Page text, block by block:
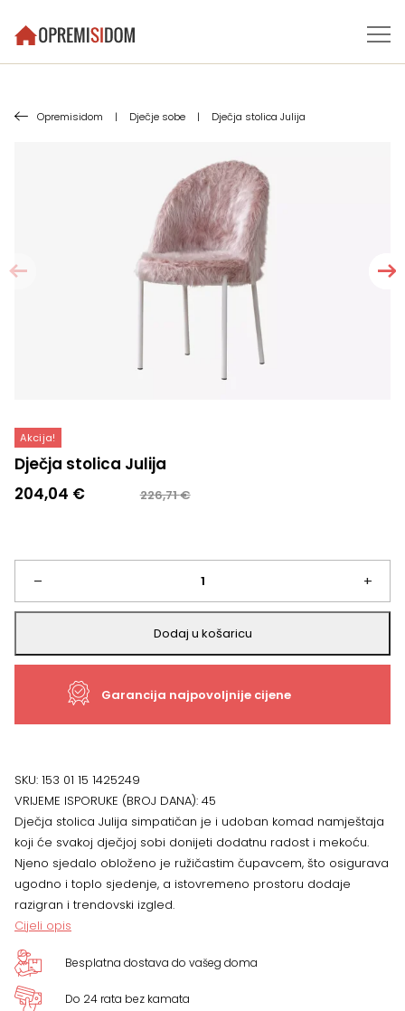
Opremisidom | Dječje sobe | Dječja stolica Julija
Akcija!
Dječja stolica Julija
226,71€
Izvorna
je:
226,71 €.
204,04 €
Trenutna
204,04 €.
–
Dječja
stolica
Julija
+
Dodaj u košaricu
Garancija najpovoljnije cijene
SKU: 153 01 15 1425249
VRIJEME ISPORUKE (BROJ DANA): 45
Dječja stolica Julija simpatičan je i udoban komad namještaja
koji će svakoj dječjoj sobi donijeti dodatnu radost i mekoću.
Njeno sjedalo obloženo je ružičastim čupavcem, što osigurava
ugodno i toplo sjedenje, a istovremeno prostoru dodaje
razigran i trendovski izgled.
Cijeli opis
Besplatna dostava do vašeg doma
Do 24 rata bez kamata